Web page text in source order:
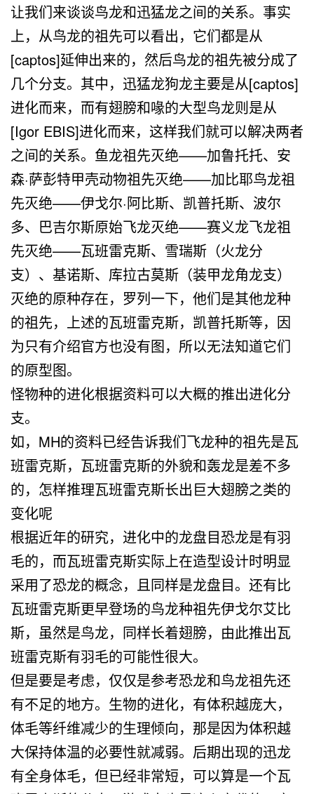
让我们来谈谈鸟龙和迅猛龙之间的关系。事实
上，从鸟龙的祖先可以看出，它们都是从
[captos]延伸出来的，然后鸟龙的祖先被分成了
几个分支。其中，迅猛龙狗龙主要是从[captos]
进化而来，而有翅膀和喙的大型鸟龙则是从
[Igor EBIS]进化而来，这样我们就可以解决两者
之间的关系。鱼龙祖先灭绝——加鲁托托、安
森·萨彭特甲壳动物祖先灭绝——加比耶鸟龙祖
先灭绝——伊戈尔·阿比斯、凯普托斯、波尔
多、巴吉尔斯原始飞龙灭绝——赛义龙飞龙祖
先灭绝——瓦班雷克斯、雪瑞斯（火龙分
支）、基诺斯、库拉古莫斯（装甲龙角龙支）
灭绝的原种存在，罗列一下，他们是其他龙种
的祖先，上述的瓦班雷克斯，凯普托斯等，因
为只有介绍官方也没有图，所以无法知道它们
的原型图。
怪物种的进化根据资料可以大概的推出进化分
支。
如，MH的资料已经告诉我们飞龙种的祖先是瓦
班雷克斯，瓦班雷克斯的外貌和轰龙是差不多
的，怎样推理瓦班雷克斯长出巨大翅膀之类的
变化呢
根据近年的研究，进化中的龙盘目恐龙是有羽
毛的，而瓦班雷克斯实际上在造型设计时明显
采用了恐龙的概念，且同样是龙盘目。还有比
瓦班雷克斯更早登场的鸟龙种祖先伊戈尔艾比
斯，虽然是鸟龙，同样长着翅膀，由此推出瓦
班雷克斯有羽毛的可能性很大。
但是要是考虑，仅仅是参考恐龙和鸟龙祖先还
有不足的地方。生物的进化，有体积越庞大，
体毛等纤维减少的生理倾向，那是因为体积越
大保持体温的必要性就减弱。后期出现的迅龙
有全身体毛，但已经非常短，可以算是一个瓦